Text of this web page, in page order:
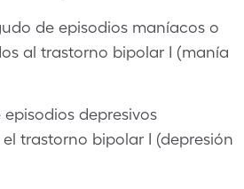
de episodios maníacos o
al trastorno bipolar I (manía
depresivos
trastorno bipolar I (depresión